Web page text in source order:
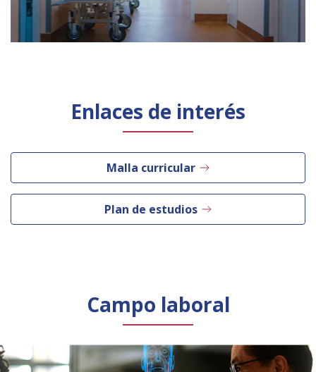
Enlaces de interés
Malla curricular
Plan de estudios
Campo laboral